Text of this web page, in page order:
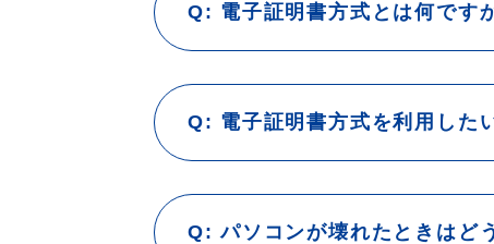
電子証明書方式とは何です
電子証明書方式を利用した
パソコンが壊れたときはど